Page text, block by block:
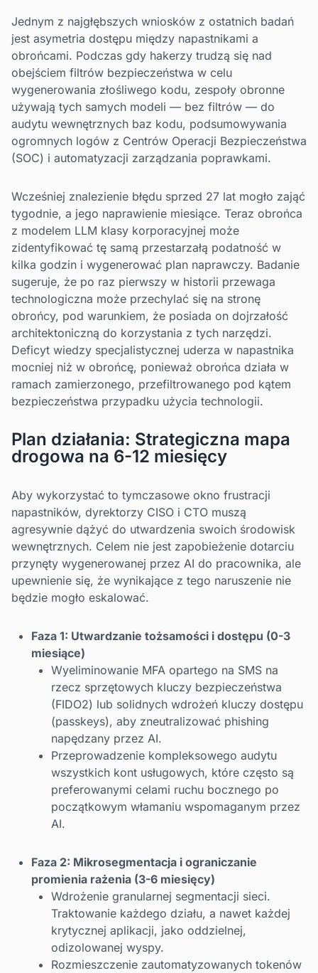
Jednym z najgłębszych wniosków z ostatnich badań
jest asymetria dostępu między napastnikami a
obrońcami. Podczas gdy hakerzy trudzą się nad
obejściem filtrów bezpieczeństwa w celu
wygenerowania złośliwego kodu, zespoły obronne
używają tych samych modeli — bez filtrów — do
audytu wewnętrznych baz kodu, podsumowywania
ogromnych logów z Centrów Operacji Bezpieczeństwa
(SOC) i automatyzacji zarządzania poprawkami.
Wcześniej znalezienie błędu sprzed 27 lat mogło zająć
tygodnie, a jego naprawienie miesiące. Teraz obrońca
z modelem LLM klasy korporacyjnej może
zidentyfikować tę samą przestarzałą podatność w
kilka godzin i wygenerować plan naprawczy. Badanie
sugeruje, że po raz pierwszy w historii przewaga
technologiczna może przechylać się na stronę
obrońcy, pod warunkiem, że posiada on dojrzałość
architektoniczną do korzystania z tych narzędzi.
Deficyt wiedzy specjalistycznej uderza w napastnika
mocniej niż w obrońcę, ponieważ obrońca działa w
ramach zamierzonego, przefiltrowanego pod kątem
bezpieczeństwa przypadku użycia technologii.
Plan działania: Strategiczna mapa
drogowa na 6-12 miesięcy
Aby wykorzystać to tymczasowe okno frustracji
napastników, dyrektorzy CISO i CTO muszą
agresywnie dążyć do utwardzenia swoich środowisk
wewnętrznych. Celem nie jest zapobieżenie dotarciu
przynęty wygenerowanej przez AI do pracownika, ale
upewnienie się, że wynikające z tego naruszenie nie
będzie mogło eskalować.
Faza 1: Utwardzanie tożsamości i dostępu (0-3
miesiące)
Wyeliminowanie MFA opartego na SMS na
rzecz sprzętowych kluczy bezpieczeństwa
(FIDO2) lub solidnych wdrożeń kluczy dostępu
(passkeys), aby zneutralizować phishing
napędzany przez AI.
Przeprowadzenie kompleksowego audytu
wszystkich kont usługowych, które często są
preferowanymi celami ruchu bocznego po
początkowym włamaniu wspomaganym przez
AI.
Faza 2: Mikrosegmentacja i ograniczanie
promienia rażenia (3-6 miesięcy)
Wdrożenie granularnej segmentacji sieci.
Traktowanie każdego działu, a nawet każdej
krytycznej aplikacji, jako oddzielnej,
odizolowanej wyspy.
Rozmieszczenie zautomatyzowanych tokenów